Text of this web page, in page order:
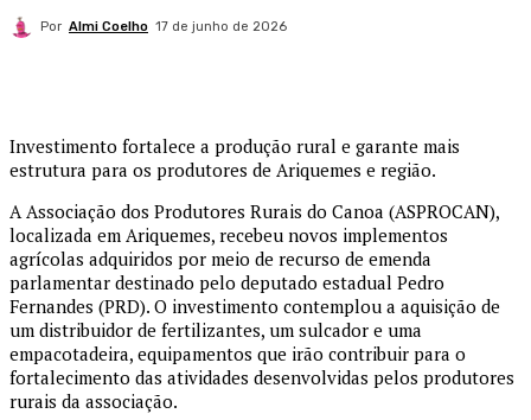
Por Almi Coelho 17 de junho de 2026
Investimento fortalece a produção rural e garante mais
estrutura para os produtores de Ariquemes e região.
A Associação dos Produtores Rurais do Canoa (ASPROCAN),
localizada em Ariquemes, recebeu novos implementos
agrícolas adquiridos por meio de recurso de emenda
parlamentar destinado pelo deputado estadual Pedro
Fernandes (PRD). O investimento contemplou a aquisição de
um distribuidor de fertilizantes, um sulcador e uma
empacotadeira, equipamentos que irão contribuir para o
fortalecimento das atividades desenvolvidas pelos produtores
rurais da associação.